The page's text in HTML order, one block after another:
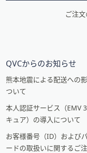
ご注
QVCからのお知らせ
熊本地震による配送への
ついて
本人認証サービス（EMV
キュア）の導入について
お客様番号（ID）および
ードの取扱いに関するご